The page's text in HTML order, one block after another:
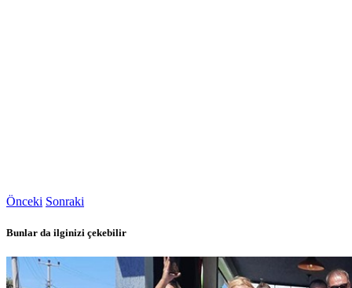
Önceki Sonraki
Bunlar da ilginizi çekebilir